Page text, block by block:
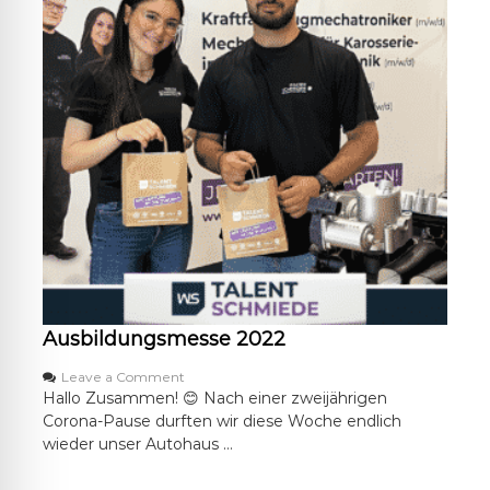
f
u
g
e
i
d
e
n
F
a
h
r
z
e
u
g
a
c
k
i
Ausbildungsmesse 2022
Leave a Commento
n
A
u
s
Hallo Zusammen! 😊 Nach einer zweijährigen
Corona-Pause durften wir diese Woche endlich
wieder unser Autohaus …